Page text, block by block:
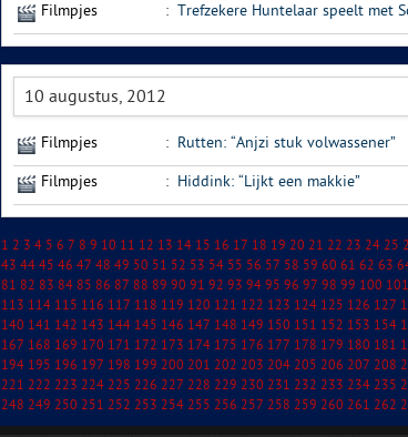
Filmpjes : Trefzekere Huntelaar speelt met
10 augustus, 2012
Filmpjes : Rutten: “Anjzi stuk volwassener”
Filmpjes : Hiddink: “Lijkt een makkie”
1 2 3 4 5 6 7 8 9 10 11 12 13 14 15 16 17 18 19 20 21 22 23 24 25
43 44 45 46 47 48 49 50 51 52 53 54 55 56 57 58 59 60 61 62 63
81 82 83 84 85 86 87 88 89 90 91 92 93 94 95 96 97 98 99 100 101
113 114 115 116 117 118 119 120 121 122 123 124 125 126 127
140 141 142 143 144 145 146 147 148 149 150 151 152 153 154
167 168 169 170 171 172 173 174 175 176 177 178 179 180 181
194 195 196 197 198 199 200 201 202 203 204 205 206 207 208
221 222 223 224 225 226 227 228 229 230 231 232 233 234 235
248 249 250 251 252 253 254 255 256 257 258 259 260 261 262